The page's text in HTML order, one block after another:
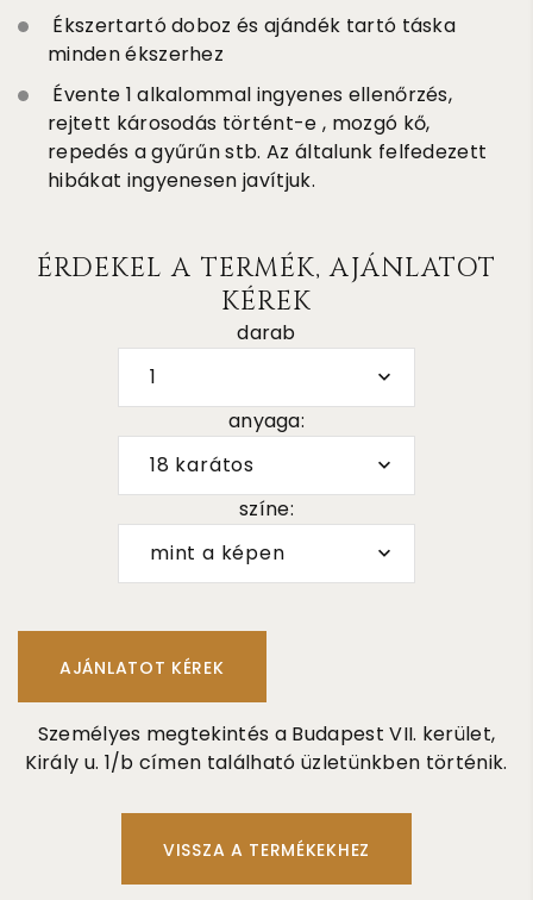
Ékszertartó doboz és ajándék tartó táska
minden ékszerhez
Évente 1 alkalommal ingyenes ellenőrzés,
rejtett károsodás történt-e , mozgó kő,
repedés a gyűrűn stb. Az általunk felfedezett
hibákat ingyenesen javítjuk.
ÉRDEKEL A TERMÉK, AJÁNLATOT
KÉREK
darab
1
anyaga:
18 karátos
színe:
mint a képen
Személyes megtekintés a Budapest VII. kerület,
Király u. 1/b címen található üzletünkben történik.
VISSZA A TERMÉKEKHEZ